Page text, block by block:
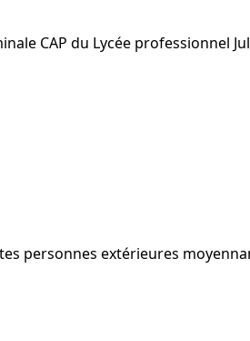
CAP du Lycée professionnel
personnes extérieures